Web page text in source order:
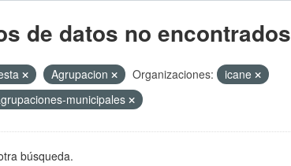
de datos no encontrados
Agrupacion Organizaciones:
icane
municipales
búsqueda.